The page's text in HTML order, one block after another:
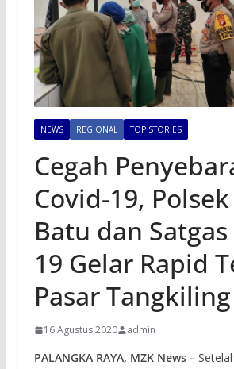
NEWS REGIONAL TOP STORIES
Cegah
Covid-19,
Batu dan
19 Gelar Rapid
Pasar Tangkiling
16 Agustus 2020 admin
PALANGKA RAYA, MZK News –